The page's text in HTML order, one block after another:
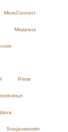
MicroConnect
Moppaus
Prime
imuri
Suojaussovitin